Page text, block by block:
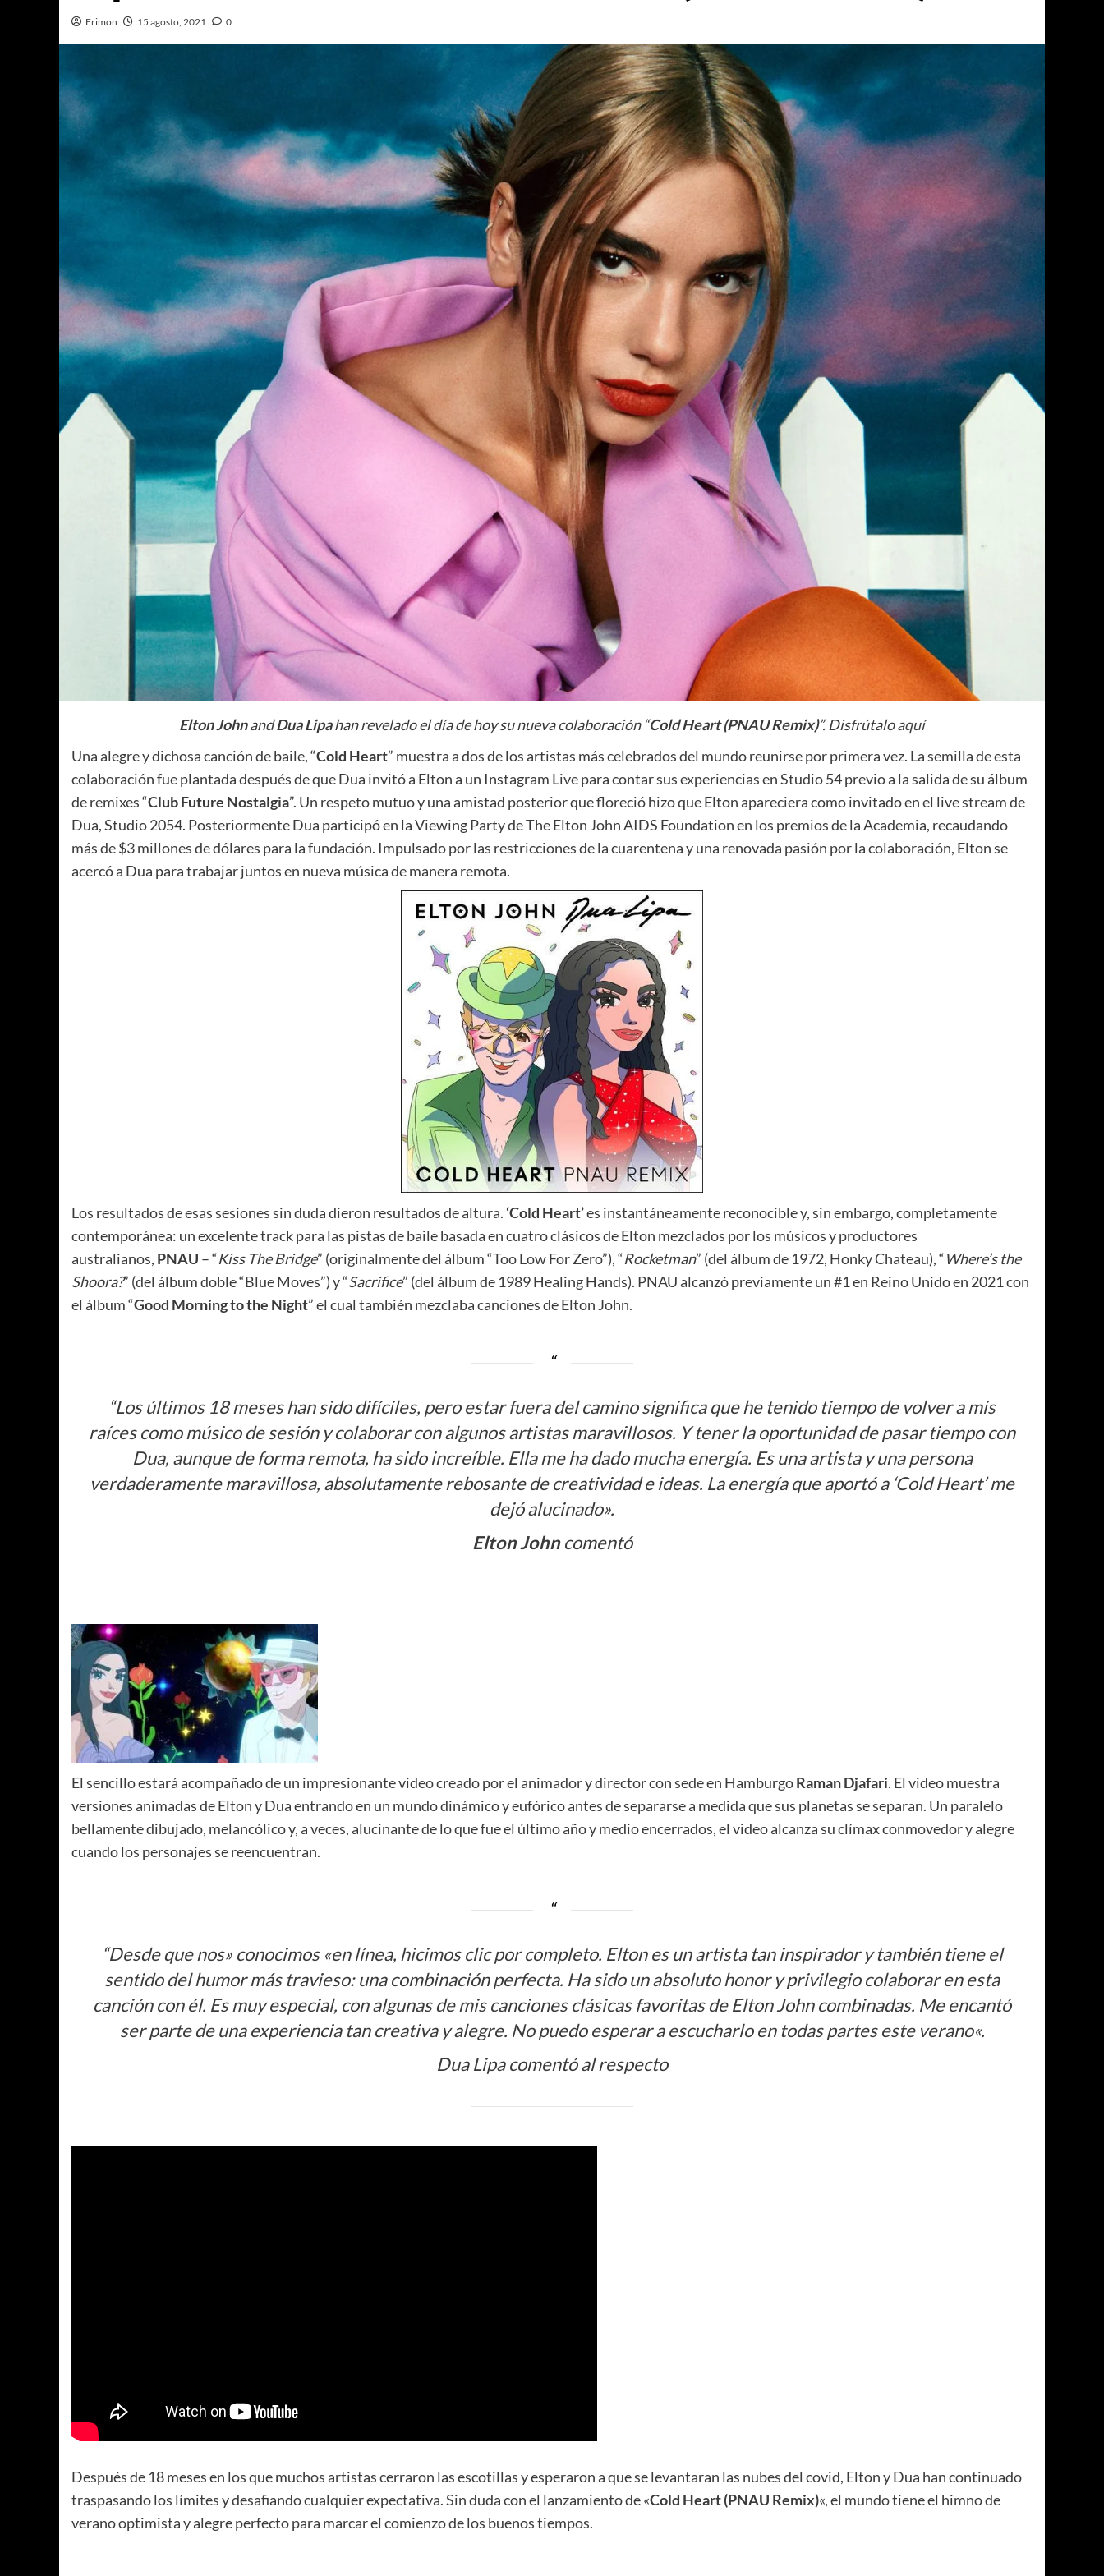
Erimon 15 agosto, 2021 0
Elton JohnandDua Lipahan revelado el día de hoy su nueva colaboración “Cold Heart (PNAU Remix)”. Disfrútaloaquí
Una alegre y dichosa canción de baile, “Cold Heart” muestra a dos de los artistas más celebrados del mundo reunirse por primera vez. La semilla de esta
colaboración fue plantada después de que Dua invitó a Elton a un Instagram Live para contar sus experiencias en Studio 54 previo a la salida de su álbum
de remixes “Club Future Nostalgia”. Un respeto mutuo y una amistad posterior que floreció hizo que Elton apareciera como invitado en el live stream de
Dua, Studio 2054. Posteriormente Dua participó en la Viewing Party de The Elton John AIDS Foundation en los premios de la Academia, recaudando
más de $3 millones de dólares para la fundación. Impulsado por las restricciones de la cuarentena y una renovada pasión por la colaboración, Elton se
acercó a Dua para trabajar juntos en nueva música de manera remota.
Los resultados de esas sesiones sin duda dieron resultados de altura. ‘Cold Heart’es instantáneamente reconocible y, sin embargo, completamente
contemporánea: un excelente track para las pistas de baile basada en cuatro clásicos de Elton mezclados por los músicos y productores
australianos, PNAU – “Kiss The Bridge” (originalmente del álbum “Too Low For Zero”), “Rocketman” (del álbum de 1972, Honky Chateau), “Where’s the
Shoora?” (del álbum doble “Blue Moves”) y “Sacrifice” (del álbum de 1989 Healing Hands). PNAU alcanzó previamente un #1 en Reino Unido en 2021 con
el álbum “Good Morning to the Night” el cual también mezclaba canciones de Elton John.
“Los últimos 18 meses han sido difíciles, pero estar fuera del camino significa que he tenido tiempo de volver a mis
raíces como músico de sesión y colaborar con algunos artistas maravillosos. Y tener la oportunidad de pasar tiempo con
Dua, aunque de forma remota, ha sido increíble. Ella me ha dado mucha energía. Es una artista y una persona
verdaderamente maravillosa, absolutamente rebosante de creatividad e ideas. La energía que aportó a ‘Cold Heart’ me
dejó alucinado».
Elton Johncomentó
El sencillo estará acompañado de un impresionante video creado por el animador y director con sede en HamburgoRaman Djafari. El video muestra
versiones animadas de Elton y Dua entrando en un mundo dinámico y eufórico antes de separarse a medida que sus planetas se separan. Un paralelo
bellamente dibujado, melancólico y, a veces, alucinante de lo que fue el último año y medio encerrados, el video alcanza su clímax conmovedor y alegre
cuando los personajes se reencuentran.
“Desde que nos» conocimos «en línea, hicimos clic por completo. Elton es un artista tan inspirador y también tiene el
sentido del humor más travieso: una combinación perfecta. Ha sido un absoluto honor y privilegio colaborar en esta
canción con él. Es muy especial, con algunas de mis canciones clásicas favoritas de Elton John combinadas. Me encantó
ser parte de una experiencia tan creativa y alegre. No puedo esperar a escucharlo en todas partes este verano«.
Dua Lipa comentó al respecto
Después de 18 meses en los que muchos artistas cerraron las escotillas y esperaron a que se levantaran las nubes del covid, Elton y Dua han continuado
traspasando los límites y desafiando cualquier expectativa. Sin duda con el lanzamiento de «Cold Heart (PNAU Remix)«, el mundo tiene el himno de
verano optimista y alegre perfecto para marcar el comienzo de los buenos tiempos.